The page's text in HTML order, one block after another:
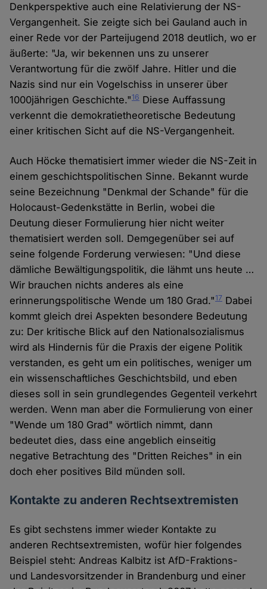
Denkperspektive auch eine Relativierung der NS-
Vergangenheit. Sie zeigte sich bei Gauland auch in
einer Rede vor der Parteijugend 2018 deutlich, wo er
äußerte: "Ja, wir bekennen uns zu unserer
Verantwortung für die zwölf Jahre. Hitler und die
Nazis sind nur ein Vogelschiss in unserer über
1000jährigen Geschichte."16 Diese Auffassung
verkennt die demokratietheoretische Bedeutung
einer kritischen Sicht auf die NS-Vergangenheit.
Auch Höcke thematisiert immer wieder die NS-Zeit in
einem geschichtspolitischen Sinne. Bekannt wurde
seine Bezeichnung "Denkmal der Schande" für die
Holocaust-Gedenkstätte in Berlin, wobei die
Deutung dieser Formulierung hier nicht weiter
thematisiert werden soll. Demgegenüber sei auf
seine folgende Forderung verwiesen: "Und diese
dämliche Bewältigungspolitik, die lähmt uns heute …
Wir brauchen nichts anderes als eine
erinnerungspolitische Wende um 180 Grad."17 Dabei
kommt gleich drei Aspekten besondere Bedeutung
zu: Der kritische Blick auf den Nationalsozialismus
wird als Hindernis für die Praxis der eigene Politik
verstanden, es geht um ein politisches, weniger um
ein wissenschaftliches Geschichtsbild, und eben
dieses soll in sein grundlegendes Gegenteil verkehrt
werden. Wenn man aber die Formulierung von einer
"Wende um 180 Grad" wörtlich nimmt, dann
bedeutet dies, dass eine angeblich einseitig
negative Betrachtung des "Dritten Reiches" in ein
doch eher positives Bild münden soll.
Kontakte zu anderen Rechtsextremisten
Es gibt sechstens immer wieder Kontakte zu
anderen Rechtsextremisten, wofür hier folgendes
Beispiel steht: Andreas Kalbitz ist AfD-Fraktions-
und Landesvorsitzender in Brandenburg und einer